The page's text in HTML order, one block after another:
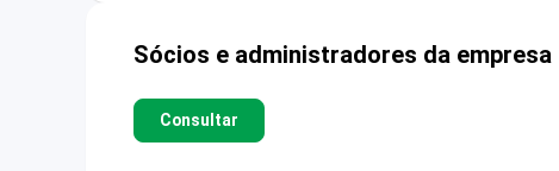
Sócios e administradores da empresa
Consultar